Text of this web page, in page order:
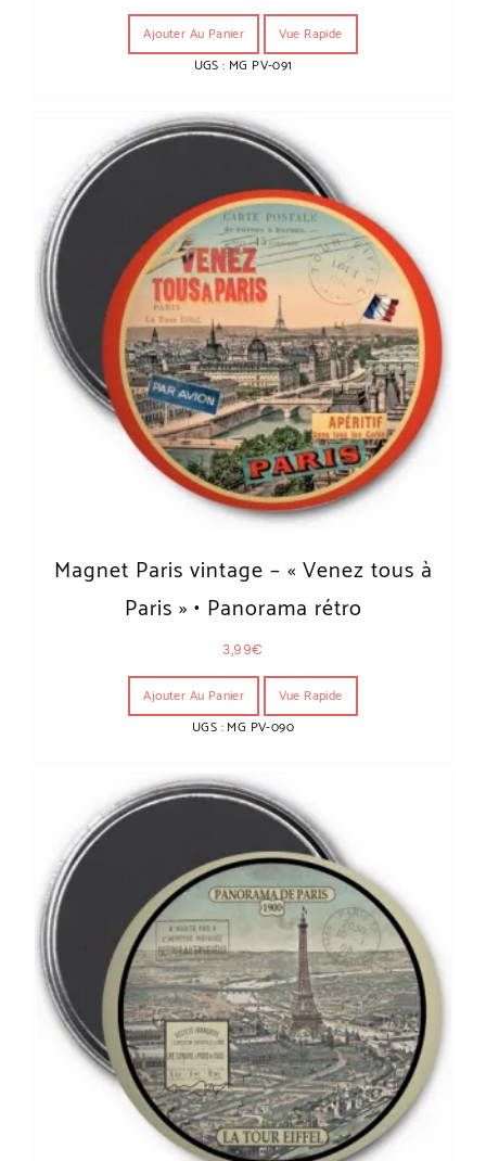
Ajouter Au Panier
Vue Rapide
UGS : MG PV-091
Magnet Paris vintage – « Venez tous à
Paris » • Panorama rétro
3,99€
Ajouter Au Panier
Vue Rapide
UGS : MG PV-090